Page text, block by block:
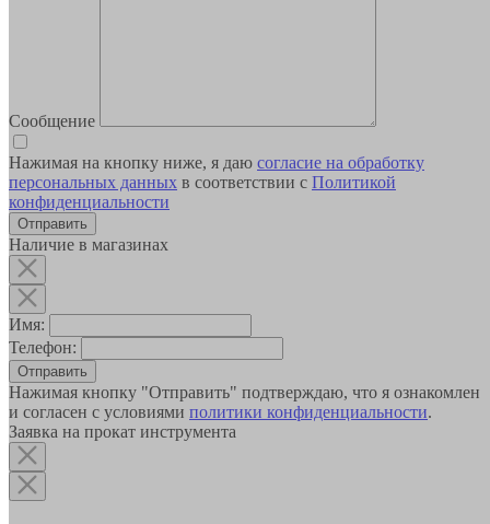
Сообщение
Нажимая на кнопку ниже, я даю согласие на обработку
персональных данных в соответствии с Политикой
конфиденциальности
Наличие в магазинах
Имя:
Телефон:
Отправить
Нажимая кнопку "Отправить" подтверждаю, что я ознакомлен
и согласен с условиями политики конфиденциальности.
Заявка на прокат инструмента